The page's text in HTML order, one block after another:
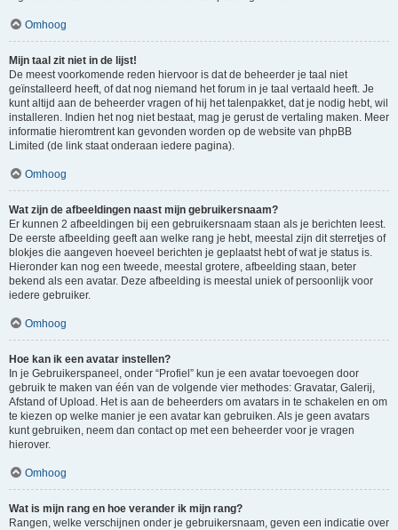
Omhoog
Mijn taal zit niet in de lijst!
De meest voorkomende reden hiervoor is dat de beheerder je taal niet
geïnstalleerd heeft, of dat nog niemand het forum in je taal vertaald heeft. Je
kunt altijd aan de beheerder vragen of hij het talenpakket, dat je nodig hebt, wil
installeren. Indien het nog niet bestaat, mag je gerust de vertaling maken. Meer
informatie hieromtrent kan gevonden worden op de website van phpBB
Limited (de link staat onderaan iedere pagina).
Omhoog
Wat zijn de afbeeldingen naast mijn gebruikersnaam?
Er kunnen 2 afbeeldingen bij een gebruikersnaam staan als je berichten leest.
De eerste afbeelding geeft aan welke rang je hebt, meestal zijn dit sterretjes of
blokjes die aangeven hoeveel berichten je geplaatst hebt of wat je status is.
Hieronder kan nog een tweede, meestal grotere, afbeelding staan, beter
bekend als een avatar. Deze afbeelding is meestal uniek of persoonlijk voor
iedere gebruiker.
Omhoog
Hoe kan ik een avatar instellen?
In je Gebruikerspaneel, onder “Profiel” kun je een avatar toevoegen door
gebruik te maken van één van de volgende vier methodes: Gravatar, Galerij,
Afstand of Upload. Het is aan de beheerders om avatars in te schakelen en om
te kiezen op welke manier je een avatar kan gebruiken. Als je geen avatars
kunt gebruiken, neem dan contact op met een beheerder voor je vragen
hierover.
Omhoog
Wat is mijn rang en hoe verander ik mijn rang?
Rangen, welke verschijnen onder je gebruikersnaam, geven een indicatie over